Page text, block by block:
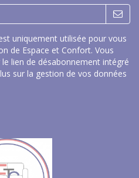
uniquement utilisée pour vous
de Espace et Confort. Vous
lien de désabonnement intégré
sur la gestion de vos données